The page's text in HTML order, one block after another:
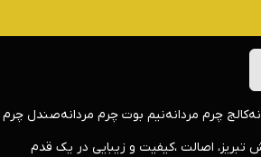
کالج چرم مردانهنیم بوت چرم مردانهصندل چرم
تبریز، اصالت ،کیفیت و زیبایی در یک قدم